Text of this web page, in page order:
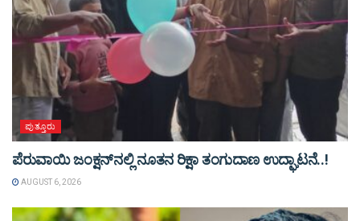
ಪುತ್ತೂರು
ಪೆರುವಾಯಿ ಜಂಕ್ಷನ್‌ನಲ್ಲಿ ನೂತನ ರಿಕ್ಷಾ ತಂಗುದಾಣ ಉದ್ಘಾಟನೆ..!
AUGUST 6, 2026